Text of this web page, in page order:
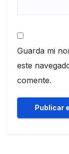
Guarda mi
este
comente.